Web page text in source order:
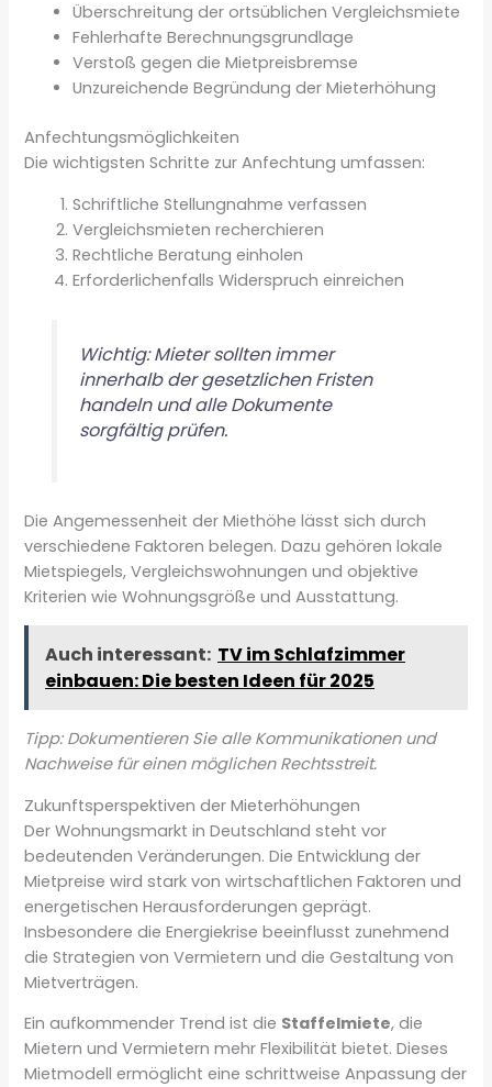
Überschreitung der ortsüblichen Vergleichsmiete
Fehlerhafte Berechnungsgrundlage
Verstoß gegen die Mietpreisbremse
Unzureichende Begründung der Mieterhöhung
Anfechtungsmöglichkeiten
Die wichtigsten Schritte zur Anfechtung umfassen:
Schriftliche Stellungnahme verfassen
Vergleichsmieten recherchieren
Rechtliche Beratung einholen
Erforderlichenfalls Widerspruch einreichen
Wichtig: Mieter sollten immer
innerhalb der gesetzlichen Fristen
handeln und alle Dokumente
sorgfältig prüfen.
Die Angemessenheit der Miethöhe lässt sich durch
verschiedene Faktoren belegen. Dazu gehören lokale
Mietspiegels, Vergleichswohnungen und objektive
Kriterien wie Wohnungsgröße und Ausstattung.
Auch interessant: TV im Schlafzimmer
einbauen: Die besten Ideen für 2025
Tipp: Dokumentieren Sie alle Kommunikationen und
Nachweise für einen möglichen Rechtsstreit.
Zukunftsperspektiven der Mieterhöhungen
Der Wohnungsmarkt in Deutschland steht vor
bedeutenden Veränderungen. Die Entwicklung der
Mietpreise wird stark von wirtschaftlichen Faktoren und
energetischen Herausforderungen geprägt.
Insbesondere die Energiekrise beeinflusst zunehmend
die Strategien von Vermietern und die Gestaltung von
Mietverträgen.
Ein aufkommender Trend ist die Staffelmiete, die
Mietern und Vermietern mehr Flexibilität bietet. Dieses
Mietmodell ermöglicht eine schrittweise Anpassung der